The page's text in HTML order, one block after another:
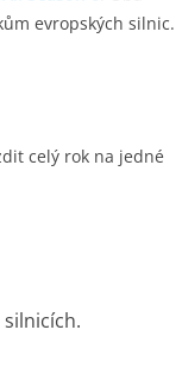
evropských silnic.
celý rok na jedné